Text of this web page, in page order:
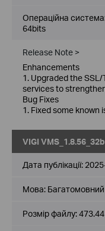
Операційна
64bits
Release Note >
Enhancements
1. Upgraded the
services to
Bug Fixes
1. Fixed some known
VIGI
Дата публікації:
Мова: Багатомовний
Розмір файлу: